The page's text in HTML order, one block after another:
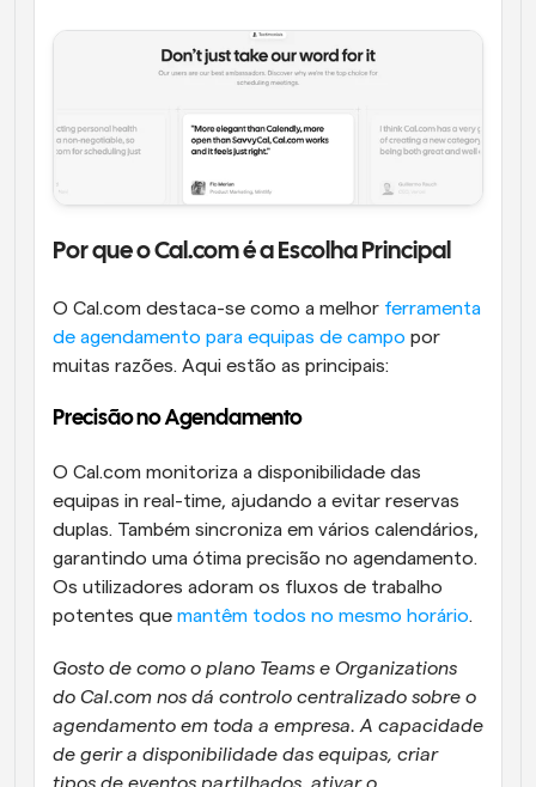
Por que o Cal.com é a Escolha Principal
O Cal.com destaca-se como a melhor ferramenta
de agendamento para equipas de campo por
muitas razões. Aqui estão as principais:
Precisão no Agendamento
O Cal.com monitoriza a disponibilidade das
equipas in real-time, ajudando a evitar reservas
duplas. Também sincroniza em vários calendários,
garantindo uma ótima precisão no agendamento.
Os utilizadores adoram os fluxos de trabalho
potentes que mantêm todos no mesmo horário.
Gosto de como o plano Teams e Organizations
do Cal.com nos dá controlo centralizado sobre o
agendamento em toda a empresa. A capacidade
de gerir a disponibilidade das equipas, criar